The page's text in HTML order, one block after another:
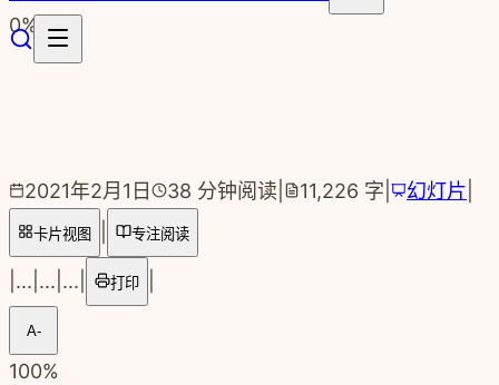
跳转到主要内容
0%
2021年2月1日 38 分钟阅读 11,226 字 幻灯片
卡片视图 专注阅读
... ... ... 打印
A-
100%